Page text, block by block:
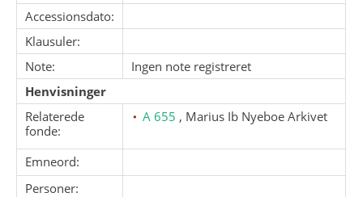
Accessionsdato:
Klausuler:
Note:
Ingen note registreret
Henvisninger
Relaterede
fonde:
A 655 , Marius Ib Nyeboe Arkivet
Emneord:
Personer: